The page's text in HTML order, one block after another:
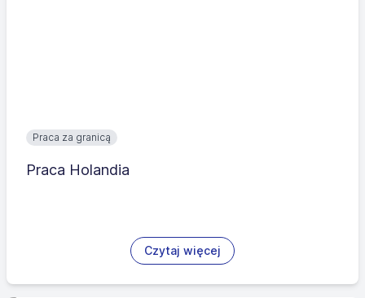
Praca za granicą
Praca Holandia
Czytaj więcej